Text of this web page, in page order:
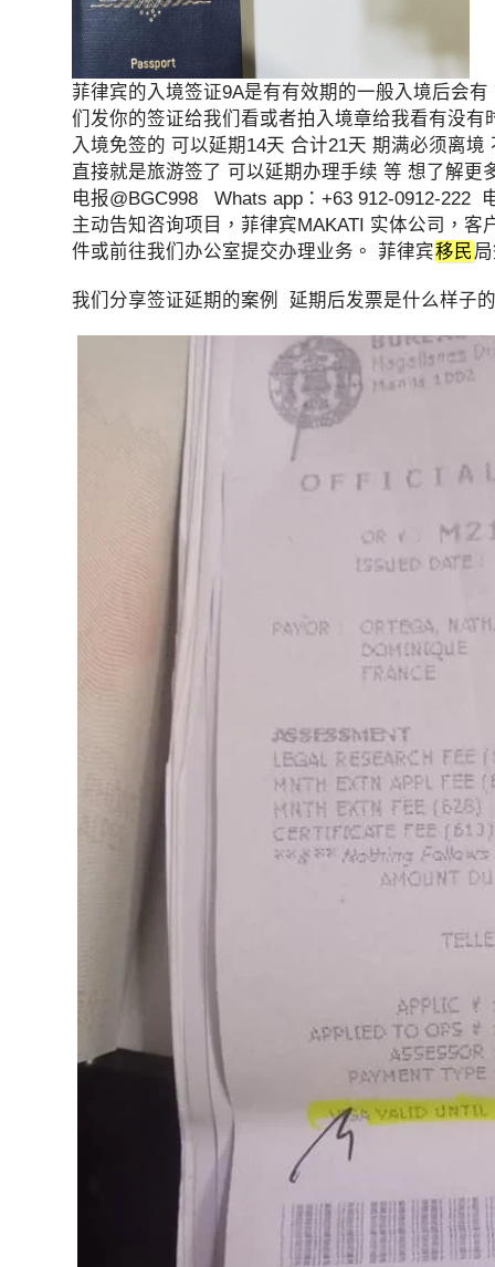
菲律宾的入境签证9A是有有效期的一般入境后会
们发你的签证给我们看或者拍入境章给我看有没
入境免签的 可以延期14天 合计21天 期满必须离
直接就是旅游签了 可以延期办理手续 等 想了解
电报@BGC998 Whats app：+63 912-0912-222
主动告知咨询项目，菲律宾MAKATI 实体公司，
件或前往我们办公室提交办理业务。 菲律宾移民
我们分享签证延期的案例 延期后发票是什么样子